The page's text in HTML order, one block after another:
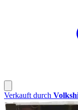
Verkauft durch